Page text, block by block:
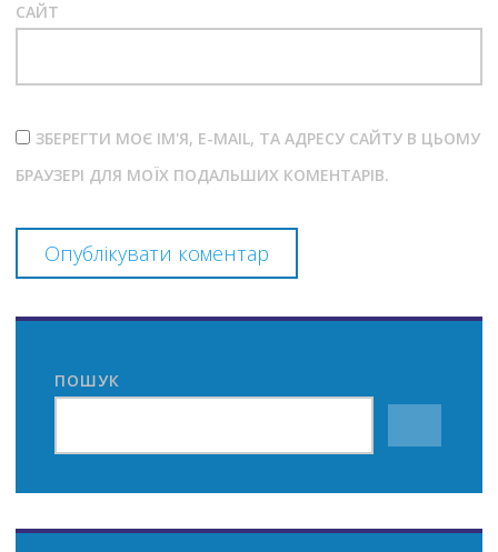
САЙТ
ЗБЕРЕГТИ МОЄ ІМ'Я, E-MAIL, ТА АДРЕСУ САЙТУ В ЦЬОМУ
БРАУЗЕРІ ДЛЯ МОЇХ ПОДАЛЬШИХ КОМЕНТАРІВ.
ПОШУК